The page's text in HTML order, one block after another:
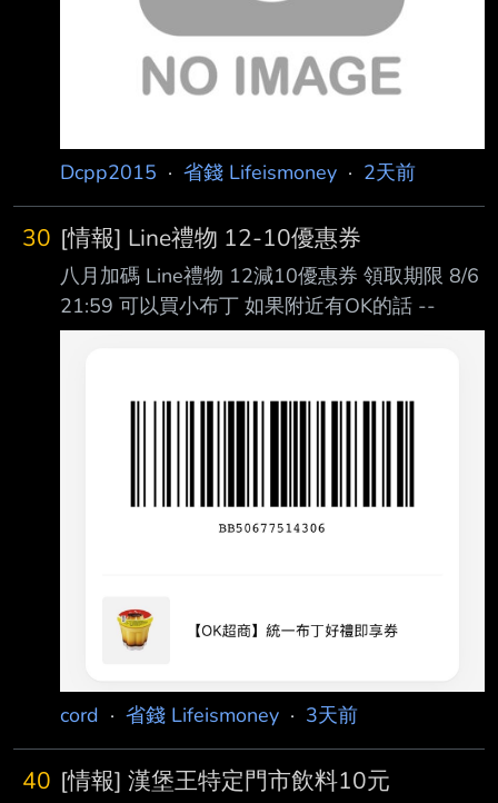
Dcpp2015 · 省錢 Lifeismoney · 2天前
30 [情報] Line禮物 12-10優惠券
八月加碼 Line禮物 12減10優惠券 領取期限 8/6
21:59 可以買小布丁 如果附近有OK的話 --
cord · 省錢 Lifeismoney · 3天前
40 [情報] 漢堡王特定門市飲料10元